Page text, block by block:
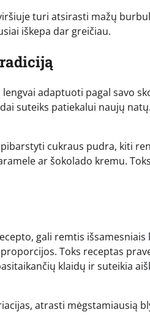
turi atsirasti mažų
iškepa dar greičiau.
adaptuoti pagal savo
suteiks patiekalui naujų
cukraus pudra, kiti
ar šokolado kremu.
gali remtis
Toks receptas
klaidų ir suteikia
atrasti mėgstamiausią